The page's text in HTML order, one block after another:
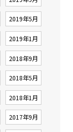
2019年5月
2019年1月
2018年9月
2018年5月
2018年1月
2017年9月